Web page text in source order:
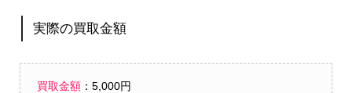
実際の買取金額
買取金額：5,000円